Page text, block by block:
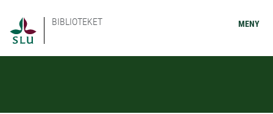
BIBLIOTEKET MENY